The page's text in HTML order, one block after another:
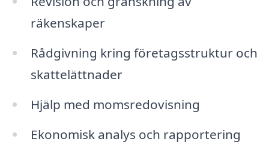
räkenskaper
Rådgivning kring företagsstruktur och
skattelättnader
Hjälp med momsredovisning
Ekonomisk analys och rapportering